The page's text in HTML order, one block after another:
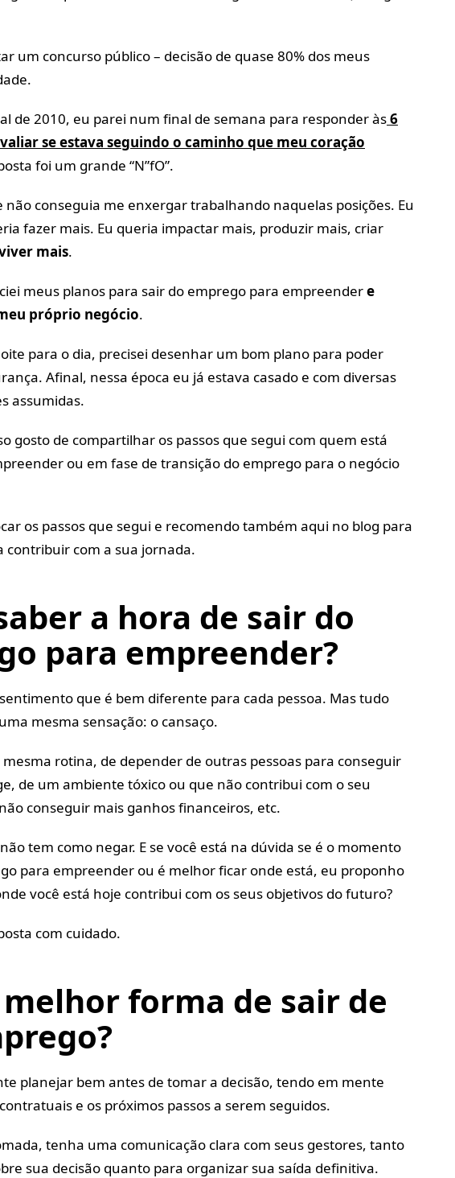
um concurso público – decisão de quase 80% dos meus
de 2010, eu parei num final de semana para responder às6
se estava seguindo o caminho que meu coração
foi um grande “N”fO”.
não conseguia me enxergar trabalhando naquelas posições. Eu
fazer mais. Eu queria impactar mais, produzir mais, criar
mais.
meus planos para sair do emprego para empreendere
próprio negócio.
para o dia, precisei desenhar um bom plano para poder
Afinal, nessa época eu já estava casado e com diversas
assumidas.
gosto de compartilhar os passos que segui com quem está
ou em fase de transição do emprego para o negócio
os passos que segui e recomendo também aqui no blog para
contribuir com a sua jornada.
a hora de sair do
para empreender?
que é bem diferente para cada pessoa. Mas tudo
mesma sensação: o cansaço.
mesma rotina, de depender de outras pessoas para conseguir
de um ambiente tóxico ou que não contribui com o seu
conseguir mais ganhos financeiros, etc.
tem como negar. E se você está na dúvida se é o momento
para empreender ou é melhor ficar onde está, eu proponho
você está hoje contribui com os seus objetivos do futuro?
com cuidado.
forma de sair de
planejar bem antes de tomar a decisão, tendo em mente
e os próximos passos a serem seguidos.
tenha uma comunicação clara com seus gestores, tanto
sua decisão quanto para organizar sua saída definitiva.